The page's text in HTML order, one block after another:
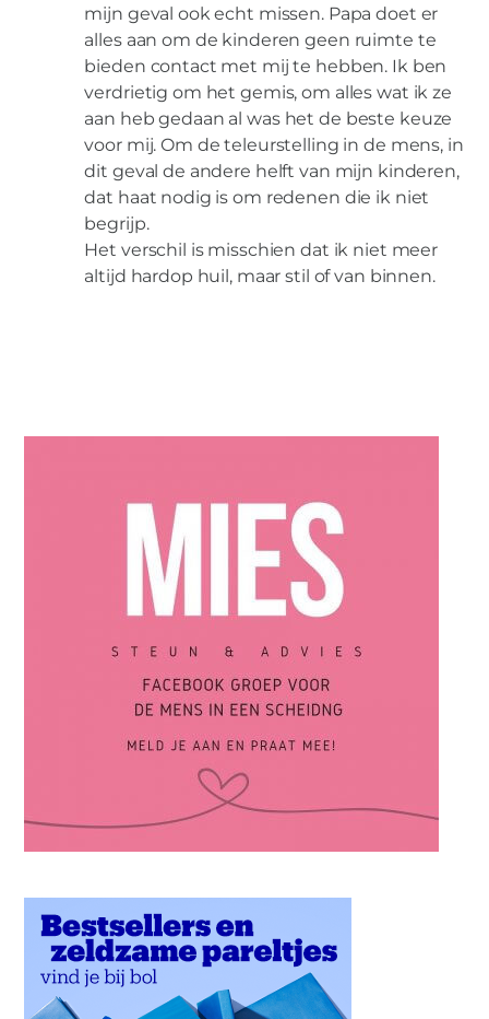
mijn geval ook echt missen. Papa doet er
alles aan om de kinderen geen ruimte te
bieden contact met mij te hebben. Ik ben
verdrietig om het gemis, om alles wat ik ze
aan heb gedaan al was het de beste keuze
voor mij. Om de teleurstelling in de mens, in
dit geval de andere helft van mijn kinderen,
dat haat nodig is om redenen die ik niet
begrijp.
Het verschil is misschien dat ik niet meer
altijd hardop huil, maar stil of van binnen.